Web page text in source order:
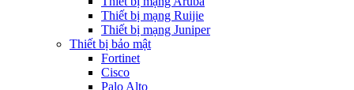
Thiết bị mạng Ruijie
Thiết bị mạng Juniper
Thiết bị bảo mật
Fortinet
Cisco
Palo Alto